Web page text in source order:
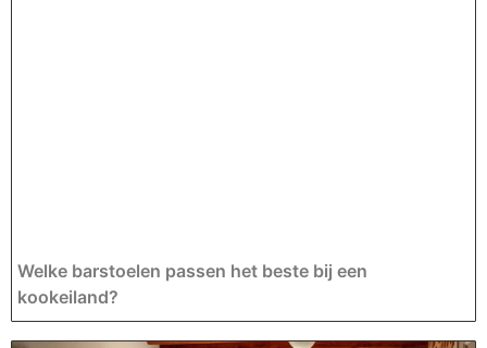
Welke barstoelen passen het beste bij een
kookeiland?